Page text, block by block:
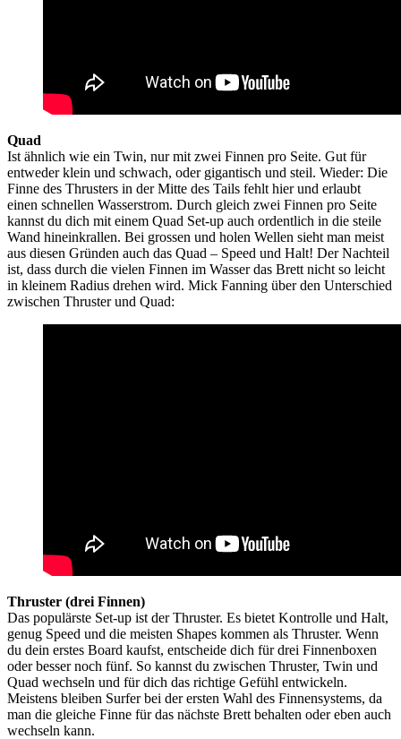
Quad
Ist ähnlich wie ein Twin, nur mit zwei Finnen pro Seite. Gut für
entweder klein und schwach, oder gigantisch und steil. Wieder: Die
Finne des Thrusters in der Mitte des Tails fehlt hier und erlaubt
einen schnellen Wasserstrom. Durch gleich zwei Finnen pro Seite
kannst du dich mit einem Quad Set-up auch ordentlich in die steile
Wand hineinkrallen. Bei grossen und holen Wellen sieht man meist
aus diesen Gründen auch das Quad – Speed und Halt! Der Nachteil
ist, dass durch die vielen Finnen im Wasser das Brett nicht so leicht
in kleinem Radius drehen wird. Mick Fanning über den Unterschied
zwischen Thruster und Quad:
Thruster (drei Finnen)
Das populärste Set-up ist der Thruster. Es bietet Kontrolle und Halt,
genug Speed und die meisten Shapes kommen als Thruster. Wenn
du dein erstes Board kaufst, entscheide dich für drei Finnenboxen
oder besser noch fünf. So kannst du zwischen Thruster, Twin und
Quad wechseln und für dich das richtige Gefühl entwickeln.
Meistens bleiben Surfer bei der ersten Wahl des Finnensystems, da
man die gleiche Finne für das nächste Brett behalten oder eben auch
wechseln kann.